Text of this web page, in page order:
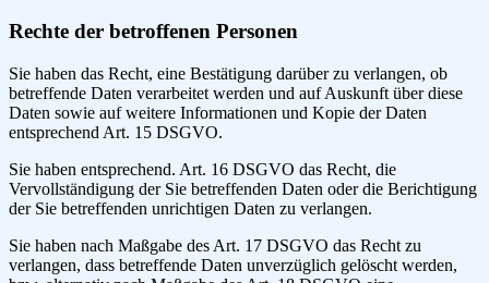
Rechte der betroffenen Personen
Sie haben das Recht, eine Bestätigung darüber zu verlangen, ob
betreffende Daten verarbeitet werden und auf Auskunft über diese
Daten sowie auf weitere Informationen und Kopie der Daten
entsprechend Art. 15 DSGVO.
Sie haben entsprechend. Art. 16 DSGVO das Recht, die
Vervollständigung der Sie betreffenden Daten oder die Berichtigung
der Sie betreffenden unrichtigen Daten zu verlangen.
Sie haben nach Maßgabe des Art. 17 DSGVO das Recht zu
verlangen, dass betreffende Daten unverzüglich gelöscht werden,